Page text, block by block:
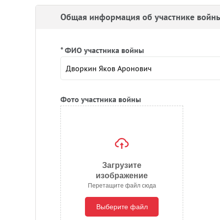
Общая информация об участнике
* ФИО участника войны
Фото участника войны
Загрузите
изображение
Перетащите файл сюда